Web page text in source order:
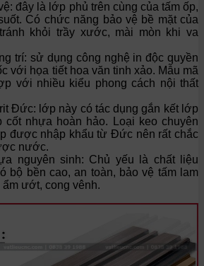
đây là lớp phủ trên cùng của tấm ốp,
Có chức năng bảo vệ bề mặt của
khỏi trầy xước, mài mòn khi va
trí: sử dụng công nghệ in độc quyền
với họa tiết hoa văn tinh xảo. Mẫu mã
với nhiều kiểu phong cách nội thất
Đức: lớp này có tác dụng gắn kết lớp
cốt nhựa hoàn hảo. Loại keo chuyên
được nhập khẩu từ Đức nên rất chắc
nước.
nguyên sinh: Chủ yếu là chất liệu
bộ bền cao, an toàn, bảo vệ tấm lam
ướt, cong vênh.